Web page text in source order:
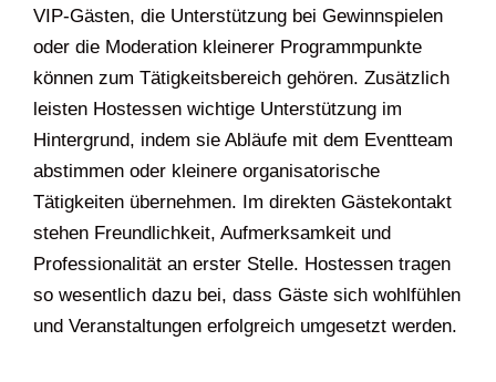
VIP-Gästen, die Unterstützung bei Gewinnspielen
oder die Moderation kleinerer Programmpunkte
können zum Tätigkeitsbereich gehören. Zusätzlich
leisten Hostessen wichtige Unterstützung im
Hintergrund, indem sie Abläufe mit dem Eventteam
abstimmen oder kleinere organisatorische
Tätigkeiten übernehmen. Im direkten Gästekontakt
stehen Freundlichkeit, Aufmerksamkeit und
Professionalität an erster Stelle. Hostessen tragen
so wesentlich dazu bei, dass Gäste sich wohlfühlen
und Veranstaltungen erfolgreich umgesetzt werden.